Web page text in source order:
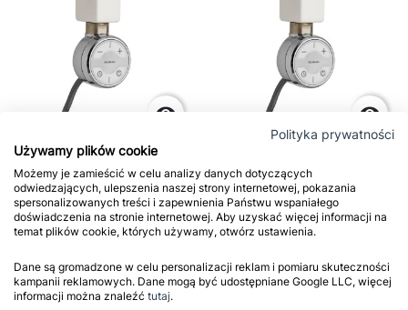

Grzałka elektryczna
Moa 600W chrom
480,00 zł
Dodaj do koszyka

Moa 400W chrom
465,00 zł
Dodaj do
Polityka prywatności
Używamy plików cookie
Możemy je zamieścić w celu analizy danych dotyczących
odwiedzających, ulepszenia naszej strony internetowej, pokazania
spersonalizowanych treści i zapewnienia Państwu wspaniałego
doświadczenia na stronie internetowej. Aby uzyskać więcej informacji na
temat plików cookie, których używamy, otwórz ustawienia.
Dane są gromadzone w celu personalizacji reklam i pomiaru skuteczności
kampanii reklamowych. Dane mogą być udostępniane Google LLC, więcej
informacji można znaleźć tutaj.